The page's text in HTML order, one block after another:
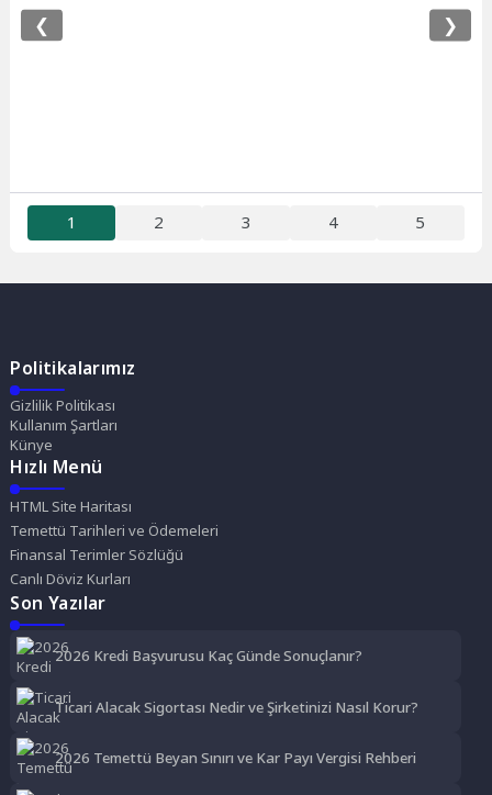
❮ ❯
1 2 3 4 5
Politikalarımız
Gizlilik Politikası
Kullanım Şartları
Künye
Hızlı Menü
HTML Site Haritası
Temettü Tarihleri ve Ödemeleri
Finansal Terimler Sözlüğü
Canlı Döviz Kurları
Son Yazılar
2026 Kredi Başvurusu Kaç Günde Sonuçlanır?
Ticari Alacak Sigortası Nedir ve Şirketinizi Nasıl Korur?
2026 Temettü Beyan Sınırı ve Kar Payı Vergisi Rehberi